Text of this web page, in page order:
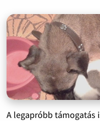
A legapróbb támogatás